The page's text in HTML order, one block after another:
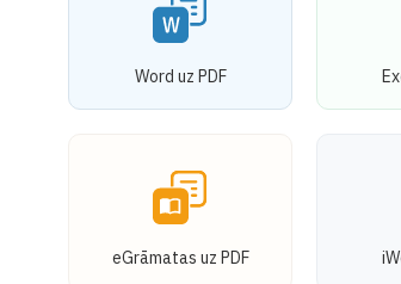
Word uz PDF
eGrāmatas uz PDF